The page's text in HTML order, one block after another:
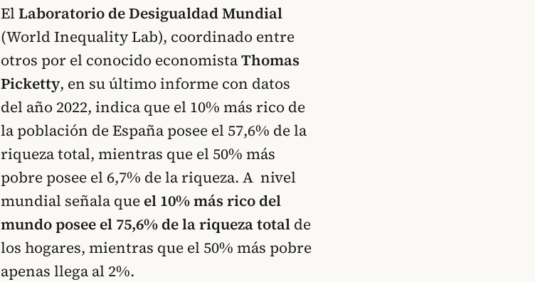
ElLaboratorio de Desigualdad Mundial
(World Inequality Lab), coordinado entre
otros por el conocido economistaThomas
Picketty, en su último informe con datos
del año 2022, indica que el 10% más rico de
la población de España posee el 57,6% de la
riqueza total, mientras que el 50% más
pobre posee el 6,7% de la riqueza. A nivel
mundial señala que el 10% más rico del
mundo posee el 75,6% de la riqueza total de
los hogares, mientras que el 50% más pobre
apenas llega al 2%.